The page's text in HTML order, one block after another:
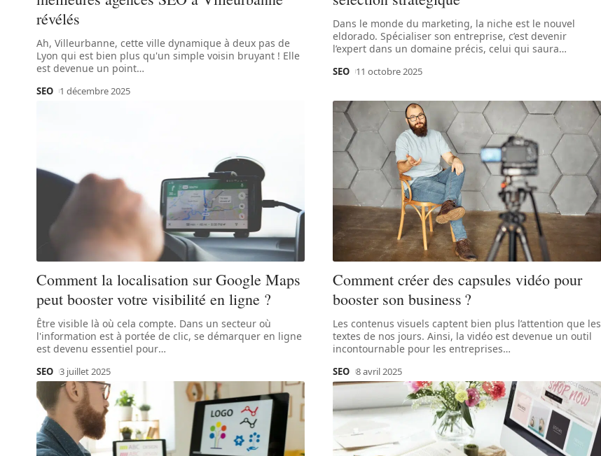
révélés
Ah, Villeurbanne, cette ville dynamique à deux pas de
Lyon qui est bien plus qu'un simple voisin bruyant ! Elle
est devenue un point…
SEO 1 décembre 2025
Dans le monde du marketing, la niche est le nouvel
eldorado. Spécialiser son entreprise, c’est devenir
l’expert dans un domaine précis, celui qui saura…
SEO 11 octobre 2025
Comment la localisation sur Google Maps
peut booster votre visibilité en ligne ?
Être visible là où cela compte. Dans un secteur où
l'information est à portée de clic, se démarquer en ligne
est devenu essentiel pour…
SEO 3 juillet 2025
Comment créer des capsules vidéo pour
booster son business ?
Les contenus visuels captent bien plus l’attention que les
textes de nos jours. Ainsi, la vidéo est devenue un outil
incontournable pour les entreprises…
SEO 8 avril 2025